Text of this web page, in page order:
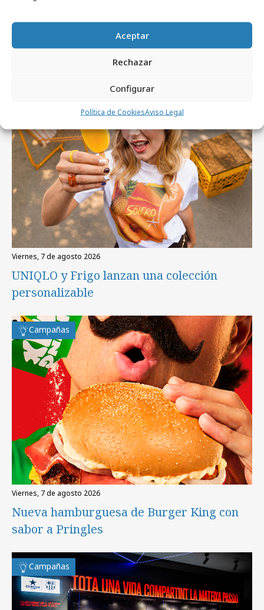
Aceptar
Rechazar
Configurar
Política de CookiesAviso Legal
Artículos recientes
viernes, 7 de agosto 2026
UNIQLO y Frigo lanzan una colección
personalizable
Campañas
viernes, 7 de agosto 2026
Nueva hamburguesa de Burger King con
sabor a Pringles
Campañas